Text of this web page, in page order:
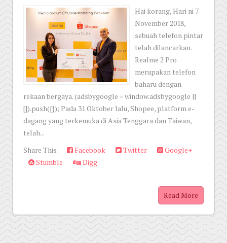
Hai korang, Hari ni 7
November 2018,
sebuah telefon pintar
telah dilancarkan.
Realme 2 Pro
merupakan telefon
baharu dengan
rekaan bergaya. (adsbygoogle = window.adsbygoogle ||
[]).push({}); Pada 31 Oktober lalu, Shopee, platform e-
dagang yang terkemuka di Asia Tenggara dan Taiwan,
telah...
Share This:
Facebook Twitter
Google+
Stumble
Digg
Read More